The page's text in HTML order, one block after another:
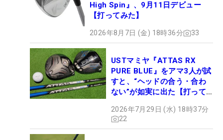
High Spin』、9月11日デビュー
【打ってみた】
2026年8月7日 (金) 18時36分 33
USTマミヤ『ATTAS RX
PURE BLUE』をアマ3人が試
すと、“ヘッドの合う・合わ
ない”が如実に出た【打って
2026年7月29日 (水) 18時37分
22